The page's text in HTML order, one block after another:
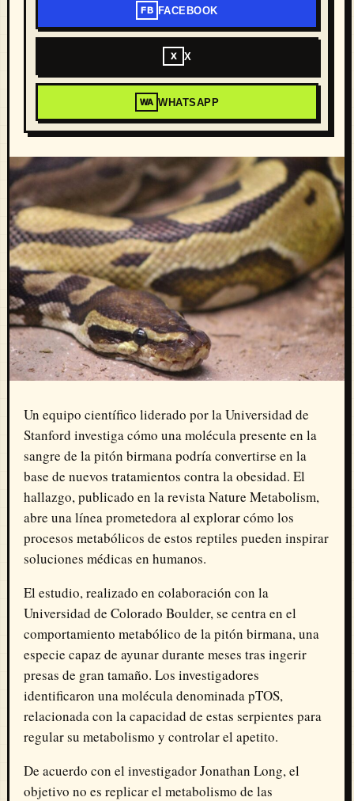
FB FACEBOOK
X X
WA WHATSAPP
Un equipo científico liderado por laUniversidad de
Stanford investiga cómo una molécula presente en la
sangre de la pitón birmana podría convertirse en la
base de nuevos tratamientos contra la obesidad. El
hallazgo, publicado en la revistaNature Metabolism,
abre una línea prometedora al explorar cómo los
procesos metabólicos de estos reptiles pueden inspirar
soluciones médicas en humanos.
El estudio, realizado en colaboración con la
Universidad de Colorado Boulder, se centra en el
comportamiento metabólico de lapitón birmana, una
especie capaz de ayunar durante meses tras ingerir
presas de gran tamaño. Los investigadores
identificaron una molécula denominada pTOS,
relacionada con la capacidad de estas serpientes para
regular su metabolismo y controlar el apetito.
De acuerdo con el investigadorJonathan Long, el
objetivo no es replicar el metabolismo de las